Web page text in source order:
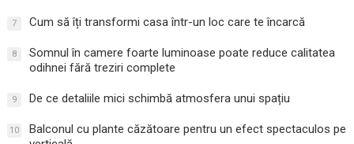
7 Cum să îți transformi casa într-un loc care te încarcă
8
Somnul în camere foarte luminoase poate reduce calitatea
odihnei fără treziri complete
9 De ce detaliile mici schimbă atmosfera unui spațiu
10
Balconul cu plante căzătoare pentru un efect spectaculos pe